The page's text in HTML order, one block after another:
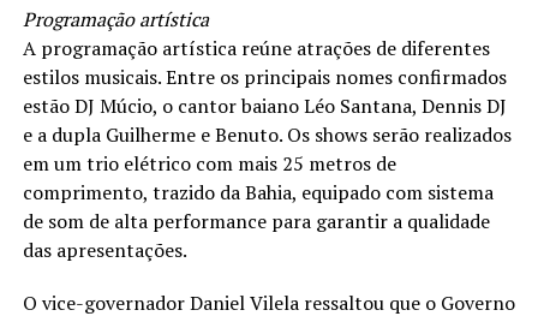
Programação artística
A programação artística reúne atrações de diferentes
estilos musicais. Entre os principais nomes confirmados
estão DJ Múcio, o cantor baiano Léo Santana, Dennis DJ
e a dupla Guilherme e Benuto. Os shows serão realizados
em um trio elétrico com mais 25 metros de
comprimento, trazido da Bahia, equipado com sistema
de som de alta performance para garantir a qualidade
das apresentações.
O vice-governador Daniel Vilela ressaltou que o Governo